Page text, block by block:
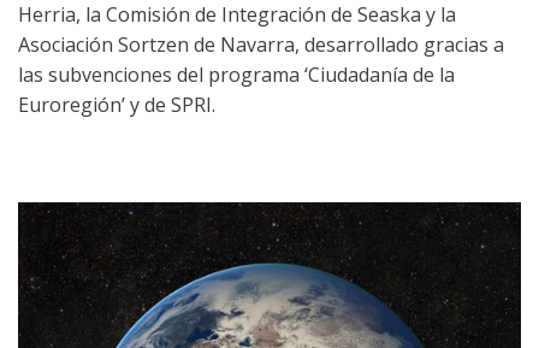
Herria, la Comisión de Integración de Seaska y la
Asociación Sortzen de Navarra, desarrollado gracias a
las subvenciones del programa ‘Ciudadanía de la
Euroregión’ y de SPRI.